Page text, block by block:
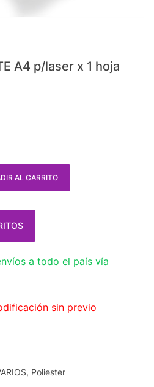
A4 p/laser x 1 hoja
AL CARRITO
a todo el país vía
sin previo
, Poliester